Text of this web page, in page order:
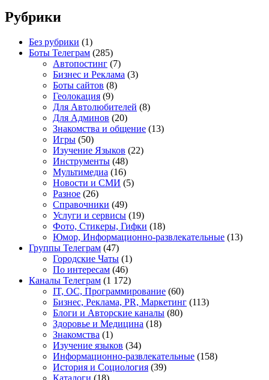
Рубрики
Без рубрики (1)
Боты Телеграм (285)
Автопостинг (7)
Бизнес и Реклама (3)
Боты сайтов (8)
Геолокация (9)
Для Автолюбителей (8)
Для Админов (20)
Знакомства и общение (13)
Игры (50)
Изучение Языков (22)
Инструменты (48)
Мультимедиа (16)
Новости и СМИ (5)
Разное (26)
Справочники (49)
Услуги и сервисы (19)
Фото, Стикеры, Гифки (18)
Юмор, Информационно-развлекательные (13)
Группы Телеграм (47)
Городские Чаты (1)
По интересам (46)
Каналы Телеграм (1 172)
IT, ОС, Программирование (60)
Бизнес, Реклама, PR, Маркетинг (113)
Блоги и Авторские каналы (80)
Здоровье и Медицина (18)
Знакомства (1)
Изучение языков (34)
Информационно-развлекательные (158)
История и Социология (39)